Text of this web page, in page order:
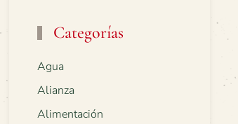
Categorías
Agua
Alianza
Alimentación